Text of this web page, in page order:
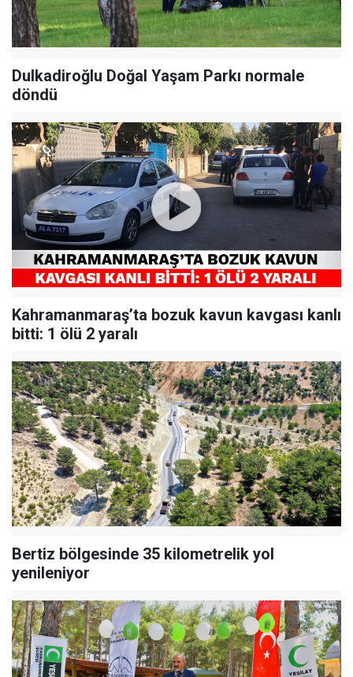
Dulkadiroğlu Doğal Yaşam Parkı normale
döndü
Kahramanmaraş’ta bozuk kavun kavgası kanlı
bitti: 1 ölü 2 yaralı
Bertiz bölgesinde 35 kilometrelik yol
yenileniyor